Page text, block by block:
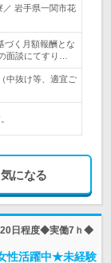
／ 岩手県一関市花
づく月額報酬とな
面談にてすり…
中抜け等、適宜ご
気になる
日程度◆実働7ｈ◆
性活躍中★未経験